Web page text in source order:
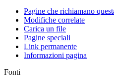
Pagine che richiamano
Modifiche correlate
Carica un file
Pagine speciali
Link permanente
Informazioni pagina
Fonti